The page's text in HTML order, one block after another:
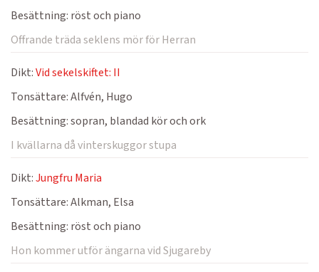
Besättning: röst och piano
Offrande träda seklens mör för Herran
Dikt:Vid sekelskiftet: II
Tonsättare:Alfvén, Hugo
Besättning:sopran, blandad kör och ork
I kvällarna då vinterskuggor stupa
Dikt:Jungfru Maria
Tonsättare:Alkman, Elsa
Besättning: röst och piano
Hon kommer utför ängarna vid Sjugareby